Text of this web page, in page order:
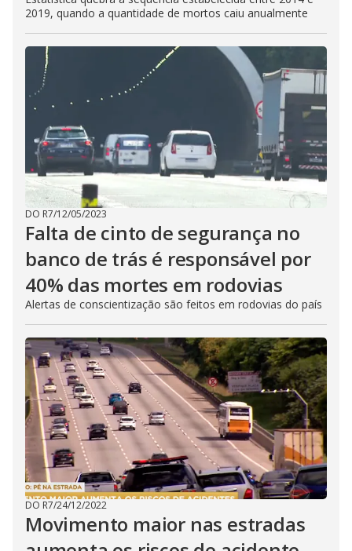
2019, quando a quantidade de mortos caiu anualmente
DO R7/12/05/2023
Falta de cinto de segurança no
banco de trás é responsável por
40% das mortes em rodovias
Alertas de conscientização são feitos em rodovias do país
DO R7/24/12/2022
Movimento maior nas estradas